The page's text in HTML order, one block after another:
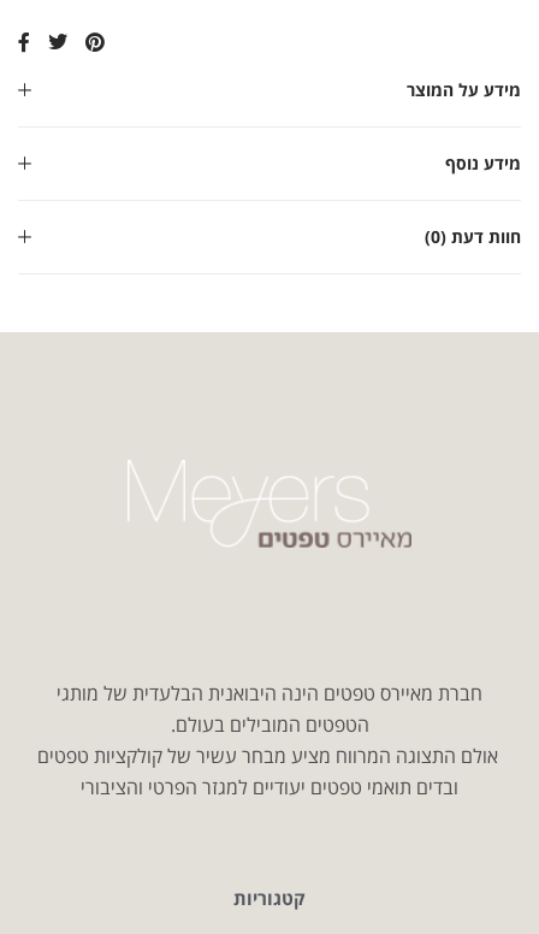
מידע על המוצר
מידע נוסף
חוות דעת (0)
חברת מאיירס טפטים הינה היבואנית הבלעדית של מותגי
הטפטים המובילים בעולם.
אולם התצוגה המרווח מציע מבחר עשיר של קולקציות טפטים
ובדים תואמי טפטים יעודיים למגזר הפרטי והציבורי
קטגוריות